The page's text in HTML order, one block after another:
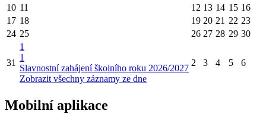
10 11 12 13 14 15 16
17 18 19 20 21 22 23
24 25 26 27 28 29 30
31
1
1
Slavnostní zahájení školního roku 2026/2027
Zobrazit všechny záznamy ze dne
2 3 4 5 6
Mobilní aplikace